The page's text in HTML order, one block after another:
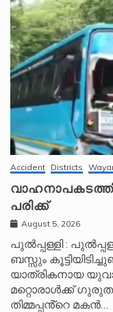
Accident Districts
പരിക്ക്
August 5, 2026
പുൽപ്പള്ളി :
ബസ്സും
യാത്രികനായ
മറ്റൊരാൾക്ക്
തിമ്മപ്പൻ്റെ മകൻ…